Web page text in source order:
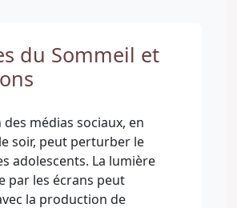
du Sommeil et
médias sociaux, en
soir, peut perturber le
adolescents. La lumière
par les écrans peut
la production de